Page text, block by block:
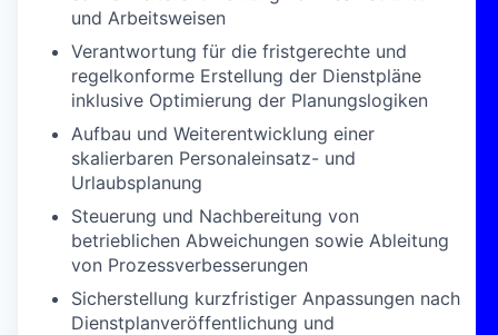
und Arbeitsweisen
Verantwortung für die fristgerechte und
regelkonforme Erstellung der Dienstpläne
inklusive Optimierung der Planungslogiken
Aufbau und Weiterentwicklung einer
skalierbaren Personaleinsatz- und
Urlaubsplanung
Steuerung und Nachbereitung von
betrieblichen Abweichungen sowie Ableitung
von Prozessverbesserungen
Sicherstellung kurzfristiger Anpassungen nach
Dienstplanveröffentlichung und